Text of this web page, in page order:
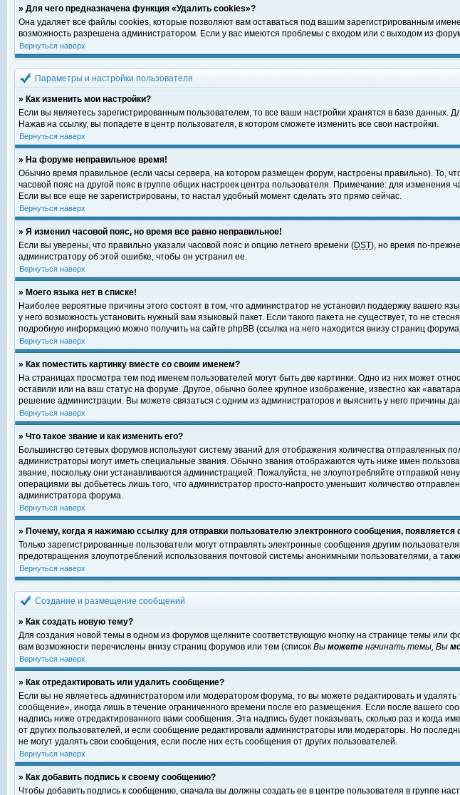
» Для чего предназначена функция «Удалить cookies»?
Она удаляет все файлы cookies, которые позволяют вам оставаться под вашим зарегистрированным
возможность разрешена администратором. Если у вас имеются проблемы с входом или с выходом из
Вернуться наверх
Параметры и настройки пользователя
» Как изменить мои настройки?
Если вы являетесь зарегистрированным пользователем, то все ваши настройки хранятся в базе
Нажав на ссылку, вы попадете в центр пользователя, в котором сможете изменить все свои настройки.
Вернуться наверх
» На форуме неправильное время!
Обычно время правильное (если часы сервера, на котором размещен форум, настроены правильно). То,
часовой пояс на другой пояс в группе общих настроек центра пользователя. Примечание: для
Если вы все еще не зарегистрированы, то настал удобный момент сделать это прямо сейчас.
Вернуться наверх
» Я изменил часовой пояс, но время все равно неправильное!
Если вы уверены, что правильно указали часовой пояс и опцию летнего времени (DST), но время по-
администратору об этой ошибке, чтобы он устранил ее.
Вернуться наверх
» Моего языка нет в списке!
Наиболее вероятные причины этого состоят в том, что администратор не установил поддержку вашего
у него возможность установить нужный вам языковый пакет. Если такого пакета не существует, то не
подробную информацию можно получить на сайте phpBB (ссылка на него находится внизу страниц
Вернуться наверх
» Как поместить картинку вместе со своим именем?
На страницах просмотра тем под именем пользователей могут быть две картинки. Одно из них может
оставили или на ваш статус на форуме. Другое, обычно более крупное изображение, известно как
решение администрации. Вы можете связаться с одним из администраторов и выяснить у него причины
Вернуться наверх
» Что такое звание и как изменить его?
Большинство сетевых форумов используют систему званий для отображения количества
администраторы могут иметь специальные звания. Обычно звания отображаются чуть ниже имен
звание, поскольку они устанавливаются администрацией. Пожалуйста, не злоупотребляйте отправкой
операциями вы добьетесь лишь того, что администратор просто-напросто уменьшит количество
администратора форума.
Вернуться наверх
» Почему, когда я нажимаю ссылку для отправки пользователю электронного сообщения, появляется
Только зарегистрированные пользователи могут отправлять электронные сообщения другим
предотвращения злоупотреблений использования почтовой системы анонимными пользователями, а
Вернуться наверх
Создание и размещение сообщений
» Как создать новую тему?
Для создания новой темы в одном из форумов щелкните соответствующую кнопку на странице темы или
вам возможности перечислены внизу страниц форумов или тем (список Вы можете начинать темы, Вы
Вернуться наверх
» Как отредактировать или удалить сообщение?
Если вы не являетесь администратором или модератором форума, то вы можете редактировать и
сообщение», иногда лишь в течение ограниченного времени после его размещения. Если после вашего
надпись ниже отредактированного вами сообщения. Эта надпись будет показывать, сколько раз и
от других пользователей, и если сообщение редактировали администраторы или модераторы. Но
не могут удалять свои сообщения, если после них есть сообщения от других пользователей.
Вернуться наверх
» Как добавить подпись к своему сообщению?
Чтобы добавить подпись к сообщению, сначала вы должны создать ее в центре пользователя в группе